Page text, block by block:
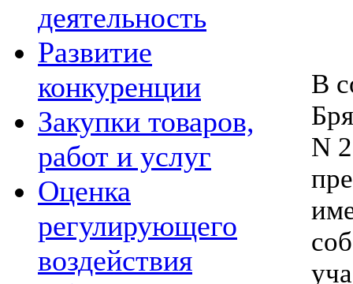
деятельность
Развитие
конкуренции
Закупки товаров,
работ и услуг
Оценка
регулирующего
воздействия
В
N